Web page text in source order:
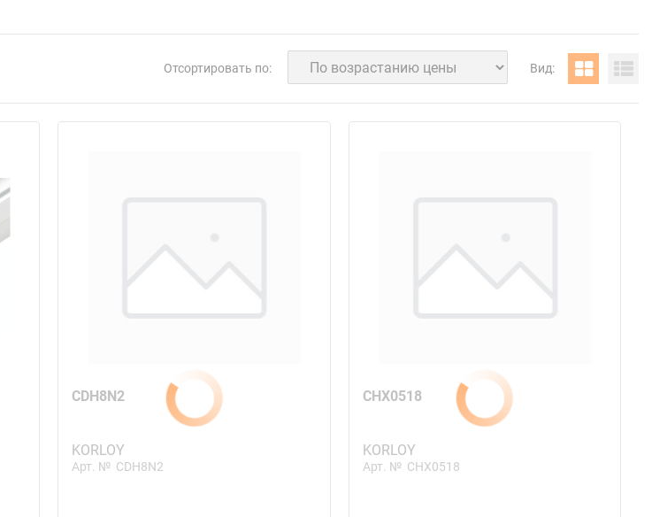
Отсортировать по: Вид:
CDH8N2
KORLOY
Арт. № CDH8N2
CHX0518
KORLOY
Арт. № CHX0518